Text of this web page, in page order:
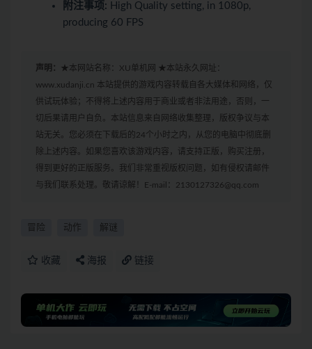
附注事项: High Quality setting, in 1080p,
producing 60 FPS
声明： ★本网站名称：XU单机网 ★本站永久网址：
www.xudanji.cn 本站提供的游戏内容转载自各大媒体和网络，仅
供试玩体验；不得将上述内容用于商业或者非法用途，否则，一
切后果请用户自负。本站信息来自网络收集整理，版权争议与本
站无关。您必须在下载后的24个小时之内，从您的电脑中彻底删
除上述内容。如果您喜欢该游戏内容，请支持正版，购买注册，
得到更好的正版服务。我们非常重视版权问题，如有侵权请邮件
与我们联系处理。敬请谅解！E-mail：2130127326@qq.com
冒险 动作 解谜
收藏 海报 链接